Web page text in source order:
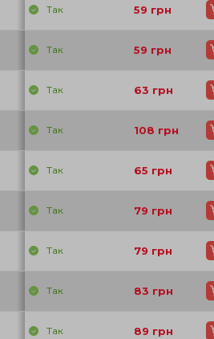
Так 59 грн
Так 59 грн
Так 63 грн
Так 108 грн
Так 65 грн
Так 79 грн
Так 79 грн
Так 83 грн
Так 89 грн